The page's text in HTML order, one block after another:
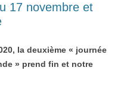
17 novembre et
la deuxième « journée
» prend fin et notre